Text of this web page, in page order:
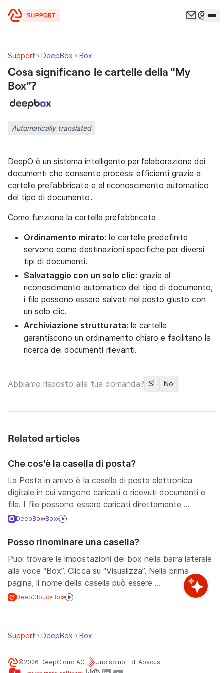
Support DeepBox Box
Cosa significano le cartelle della “My
Box”?
Automatically translated
DeepO è un sistema intelligente per l’elaborazione dei
documenti che consente processi efficienti grazie a
cartelle prefabbricate e al riconoscimento automatico
del tipo di documento.
Come funziona la cartella prefabbricata
Ordinamento mirato: le cartelle predefinite
servono come destinazioni specifiche per diversi
tipi di documenti.
Salvataggio con un solo clic: grazie al
riconoscimento automatico del tipo di documento,
i file possono essere salvati nel posto giusto con
un solo clic.
Archiviazione strutturata: le cartelle
garantiscono un ordinamento chiaro e facilitano la
ricerca dei documenti rilevanti.
Abbiamo risposto alla tua domanda? Sì No
Related articles
Che cos'è la casella di posta?
La Posta in arrivo è la casella di posta elettronica
digitale in cui vengono caricati o ricevuti documenti e
file. I file possono essere caricati direttamente ...
DeepBox Box
Posso rinominare una casella?
Puoi trovare le impostazioni dei box nella barra laterale
alla voce “Box”. Clicca su “Visualizza”. Nella prima
pagina, il nome della casella può essere ...
DeepCloud Box
Support DeepBox Box
©2026 DeepCloud AG Uno spinoff di Abacus